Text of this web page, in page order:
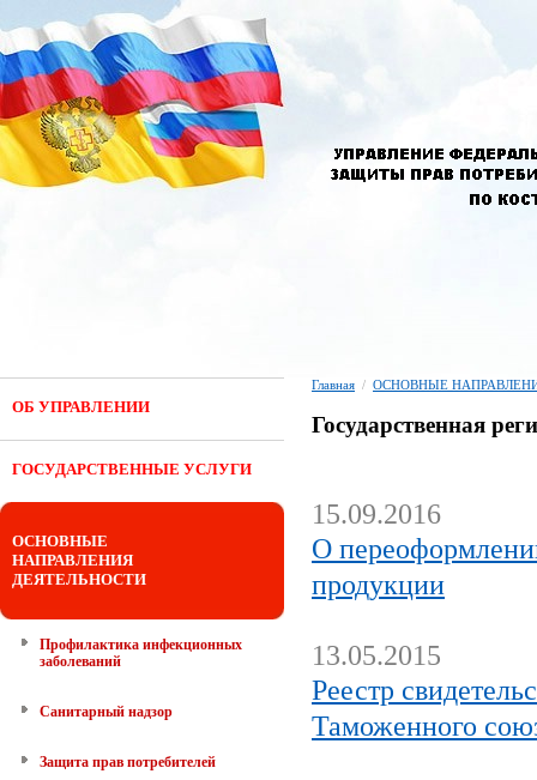
ОБ УПРАВЛЕНИИ
ГОСУДАРСТВЕННЫЕ УСЛУГИ
ОСНОВНЫЕ
НАПРАВЛЕНИЯ
ДЕЯТЕЛЬНОСТИ
Профилактика инфекционных
заболеваний
Санитарный надзор
Защита прав потребителей
Главная / ОСНОВНЫЕ
Государственная
15.09.2016
О
продукции
13.05.2015
Реестр
Таможенного